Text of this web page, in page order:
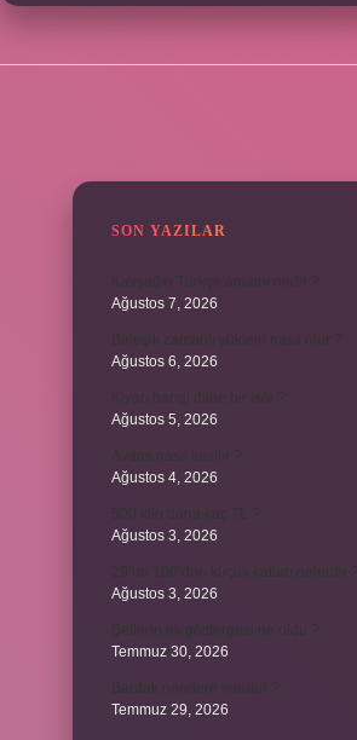
SON YAZILAR
Ağustos 7, 2026
Ağustos 6, 2026
Ağustos 5, 2026
Ağustos 4, 2026
Ağustos 3, 2026
Ağustos 3, 2026
Temmuz 30, 2026
Temmuz 29, 2026